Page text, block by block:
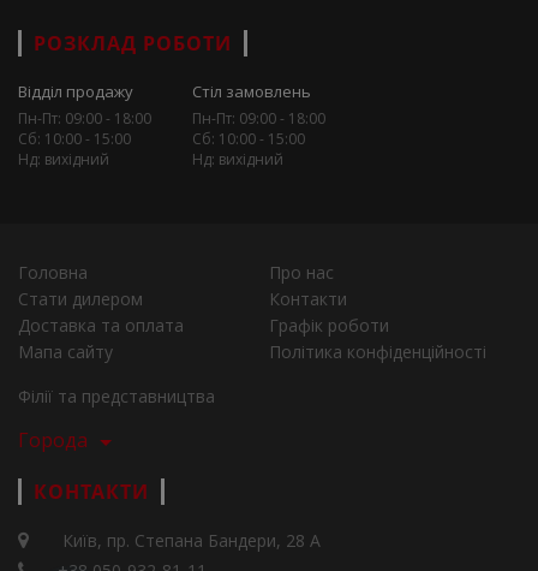
РОЗКЛАД РОБОТИ
Відділ продажу
Пн-Пт: 09:00 - 18:00
Сб: 10:00 - 15:00
Нд: вихідний
Стіл замовлень
Пн-Пт: 09:00 - 18:00
Сб: 10:00 - 15:00
Нд: вихідний
Головна
Про нас
Стати дилером
Контакти
Доставка та оплата
Графік роботи
Мапа сайту
Політика конфіденційності
Філії та представництва
Города
КОНТАКТИ
Київ, пр. Степана Бандери, 28 А